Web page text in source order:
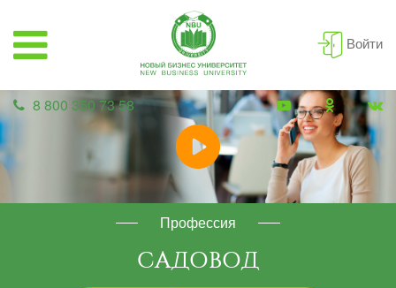
Войти
8 800 350 73 58
Профессия
САДОВОД